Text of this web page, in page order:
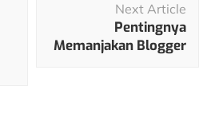
Next Article
Pentingnya
Memanjakan Blogger